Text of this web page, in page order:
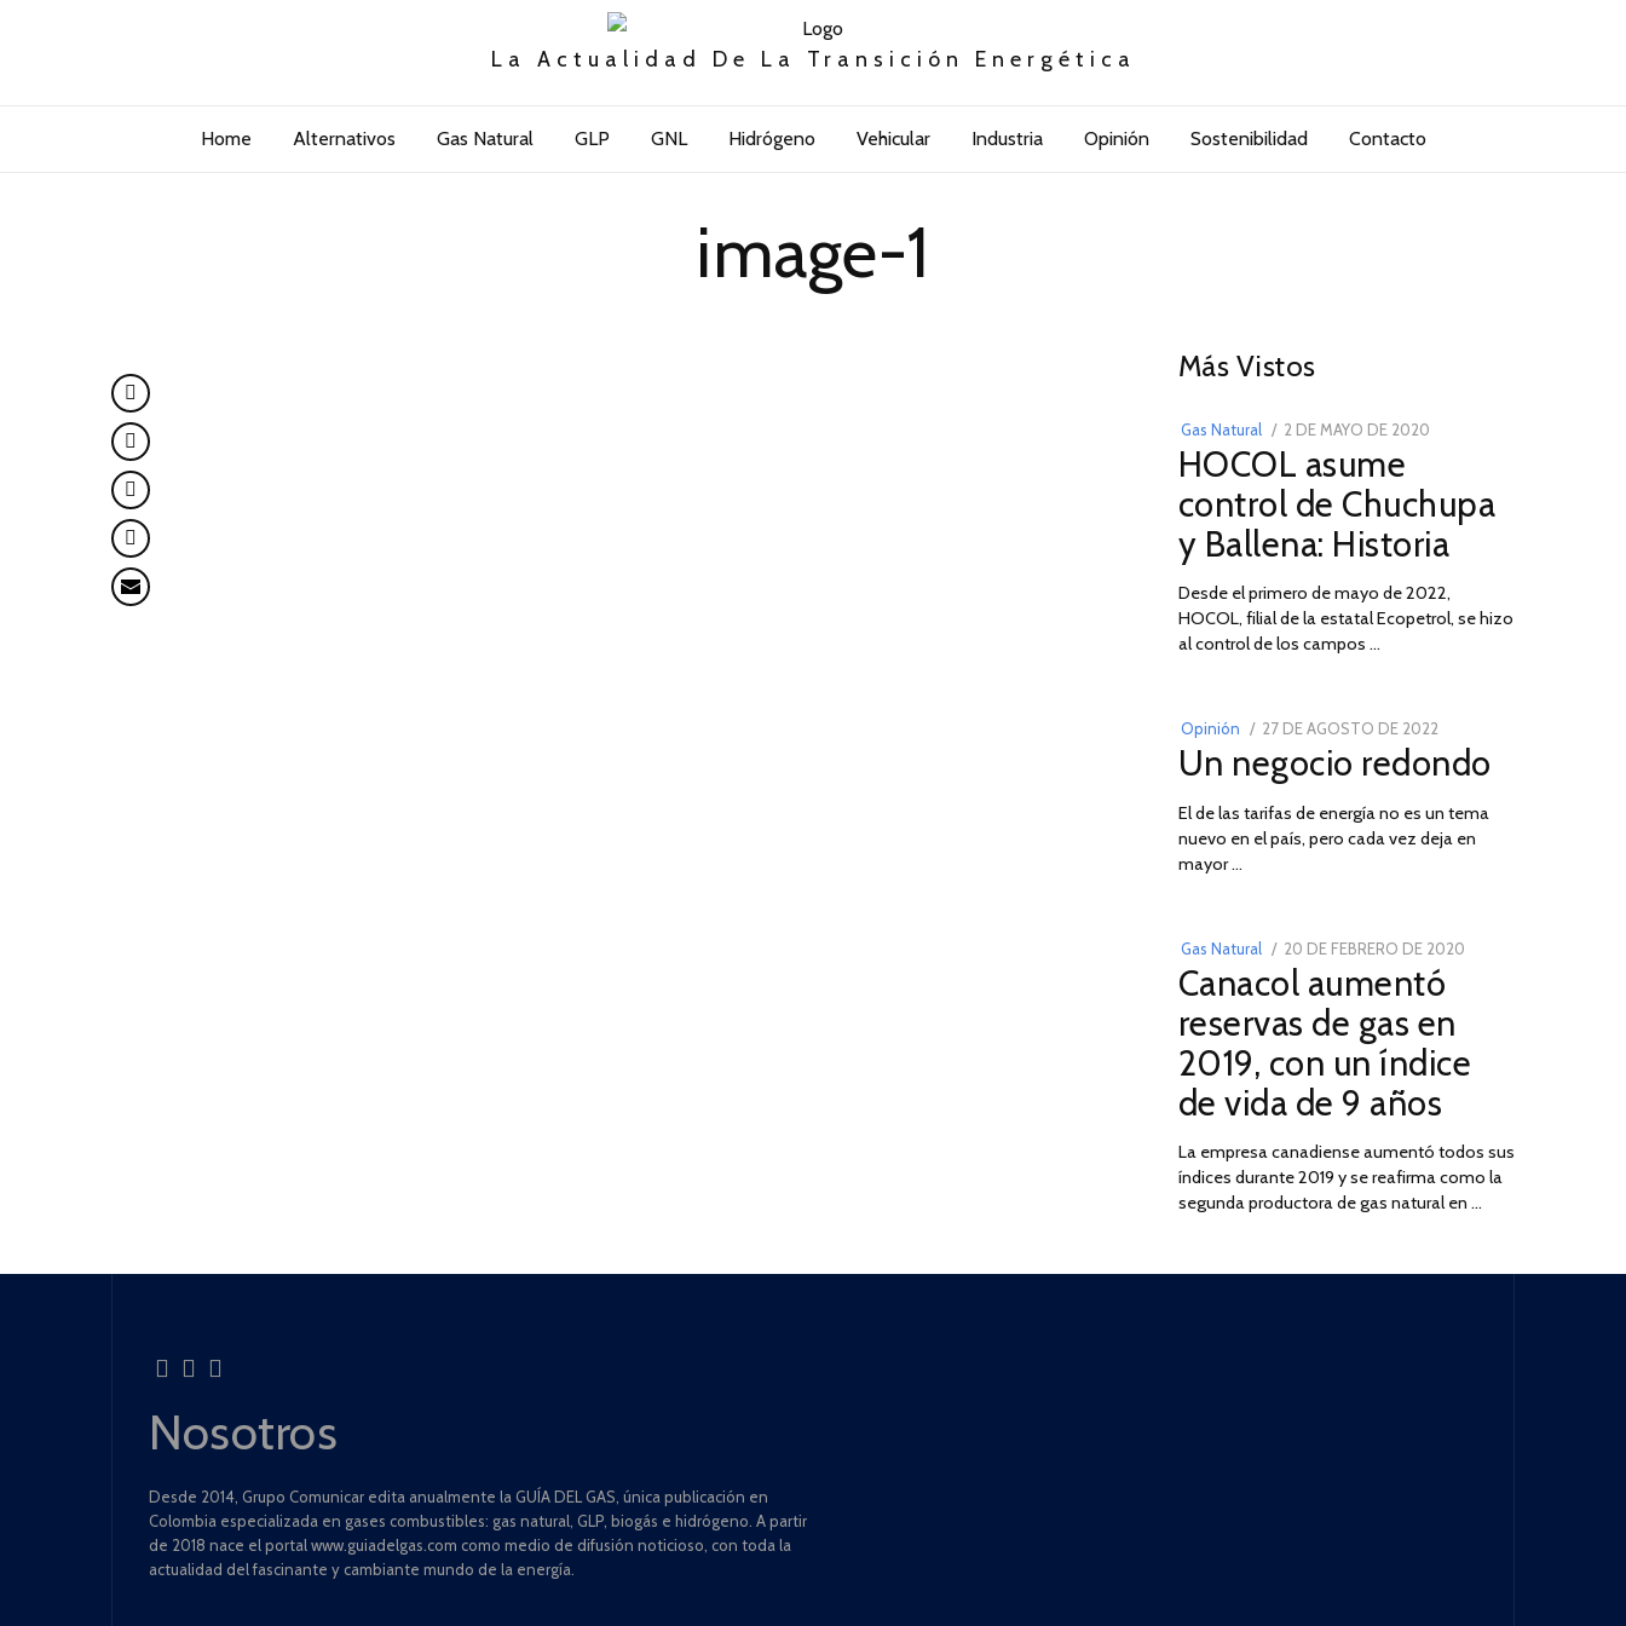
La Actualidad De La Transición Energética
Home Alternativos Gas Natural GLP GNL Hidrógeno Vehicular Industria Opinión Sostenibilidad Contacto
image-1
Más Vistos
Gas Natural
POSTED
ON
2 DE MAYO DE 2020
DE
2026
HOCOL asume
control de Chuchupa
y Ballena: Historia
Desde el primero de mayo de 2022,
HOCOL, filial de la estatal Ecopetrol, se hizo
al control de los campos …
Opinión
POSTED
ON
27 DE AGOSTO DE 202230
DE
DE
2022
Un negocio redondo
El de las tarifas de energía no es un tema
nuevo en el país, pero cada vez deja en
mayor …
03
Gas Natural
POSTED
ON
20 DE FEBRERO DE 2020
2025
Canacol aumentó
reservas de gas en
2019, con un índice
de vida de 9 años
La empresa canadiense aumentó todos sus
índices durante 2019 y se reafirma como la
segunda productora de gas natural en …
Nosotros
Desde 2014, Grupo Comunicar edita anualmente la GUÍA DEL GAS, única publicación en
Colombia especializada en gases combustibles: gas natural, GLP, biogás e hidrógeno. A partir
de 2018 nace el portal www.guiadelgas.com como medio de difusión noticioso, con toda la
actualidad del fascinante y cambiante mundo de la energía.